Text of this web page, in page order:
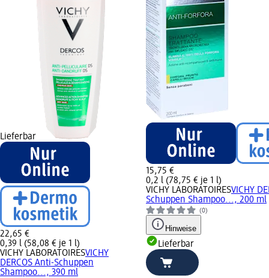
Lieferbar
22,65 €
0,39 l (58,08 € je 1 l)
VICHY LABORATOIRESVICHY
DERCOS Anti-Schuppen
Shampoo..., 390 ml
15,75 €
0,2 l (78,75 € je 1 l)
VICHY LABORATOIRESVICHY
Schuppen Shampoo..., 200 ml
(0)
Hinweise
Lieferbar